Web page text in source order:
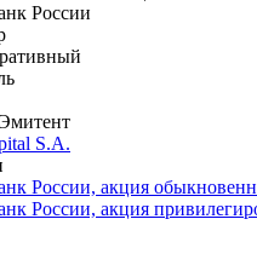
России
название заёмщика / эмитента
России
S.A.